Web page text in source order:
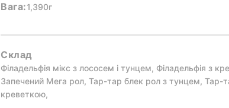
Вага:1,390г
Склад
Філадельфія мікс з лососем і тунцем, Філадельфія з
Запечений Мега рол, Тар-тар блек рол з тунцем, Тар-
креветкою,